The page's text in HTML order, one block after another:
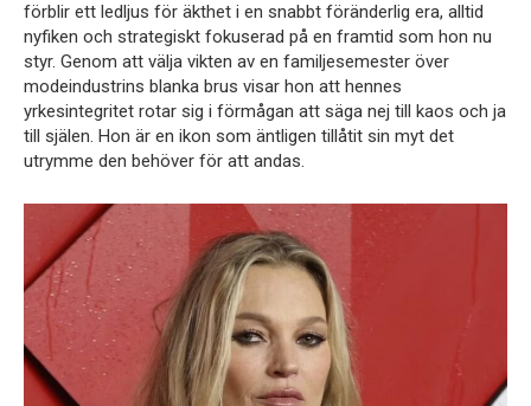
förblir ett ledljus för äkthet i en snabbt föränderlig era, alltid
nyfiken och strategiskt fokuserad på en framtid som hon nu
styr. Genom att välja vikten av en familjesemester över
modeindustrins blanka brus visar hon att hennes
yrkesintegritet rotar sig i förmågan att säga nej till kaos och ja
till själen. Hon är en ikon som äntligen tillåtit sin myt det
utrymme den behöver för att andas.